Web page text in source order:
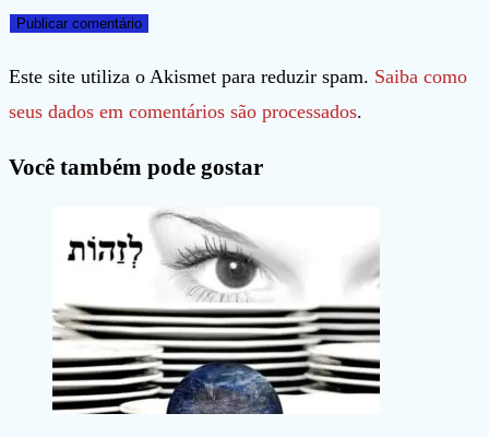
nome
de
usuário
comentar
de
e-
mail
comentar
URL
do
seu
(opcional)
Este site utiliza o Akismet para reduzir spam. Saiba como
seus dados em comentários são processados.
Você também pode gostar